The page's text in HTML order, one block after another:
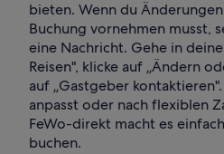
bieten. Wenn du
Buchung vornehmen musst,
eine Nachricht. Gehe in
Reisen", klicke auf „Ändern
auf „Gastgeber
anpasst oder nach flexiblen
FeWo-direkt macht es
buchen.